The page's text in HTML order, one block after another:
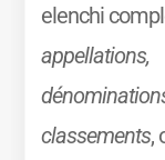
elenchi
appellations,
classements,